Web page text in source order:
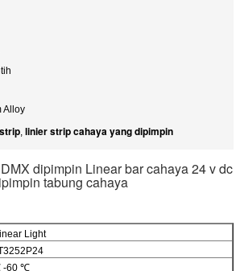
Alloy
, linier strip cahaya yang dipimpin
dipimpin Linear bar cahaya 24 v dc
tabung cahaya
Light
-60 ℃